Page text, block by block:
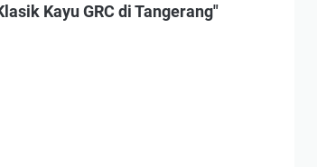
Kayu GRC di Tangerang"